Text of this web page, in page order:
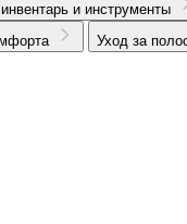
и инструменты
Уход за